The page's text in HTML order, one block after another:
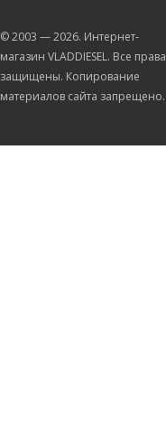
© 2003 —2026. Интернет-
магазин VLADDIESEL. Все права
защищены. Копирование
материалов сайта запрещено.